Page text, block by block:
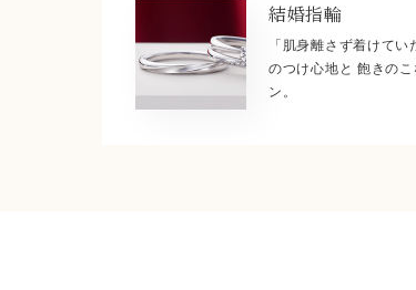
結婚指輪
「肌身離さず着けてい
のつけ心地と 飽きのこ
ン。